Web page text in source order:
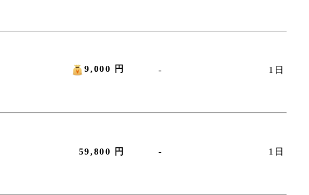
9,000 円 - 1日
59,800 円 - 1日